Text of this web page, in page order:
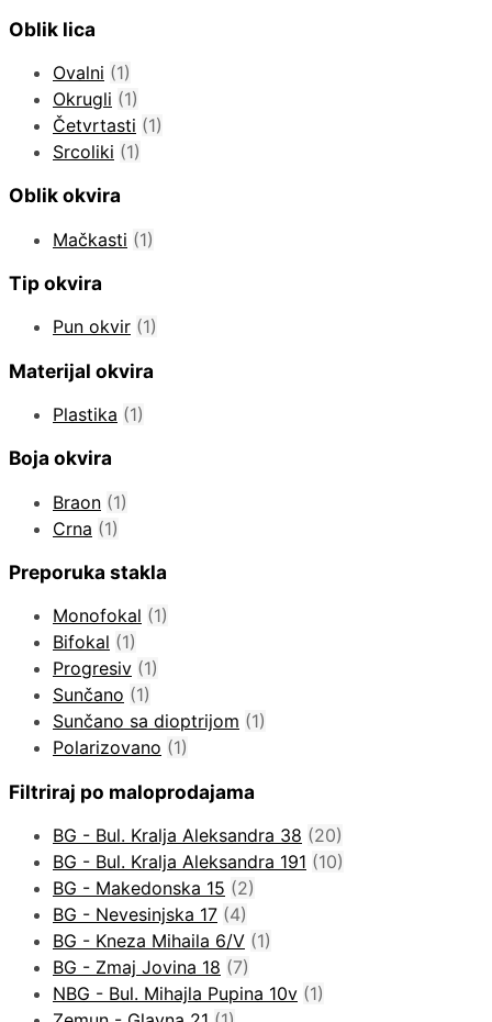
Oblik lica
Ovalni (1)
Okrugli (1)
Četvrtasti (1)
Srcoliki (1)
Oblik okvira
Mačkasti (1)
Tip okvira
Pun okvir (1)
Materijal okvira
Plastika (1)
Boja okvira
Braon (1)
Crna (1)
Preporuka stakla
Monofokal (1)
Bifokal (1)
Progresiv (1)
Sunčano (1)
Sunčano sa dioptrijom (1)
Polarizovano (1)
Filtriraj po maloprodajama
BG - Bul. Kralja Aleksandra 38 (20)
BG - Bul. Kralja Aleksandra 191 (10)
BG - Makedonska 15 (2)
BG - Nevesinjska 17 (4)
BG - Kneza Mihaila 6/V (1)
BG - Zmaj Jovina 18 (7)
NBG - Bul. Mihajla Pupina 10v (1)